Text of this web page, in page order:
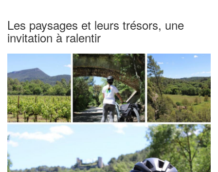
Les paysages et leurs trésors, une
invitation à ralentir